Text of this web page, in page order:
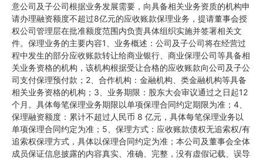
意公司及子公司根据业务发展需要，向具备相关业务资质的机构申
请办理融资额度不超过8亿元的应收账款保理业务，提请董事会授
权公司管理层在批准额度范围内负责具体组织实施并签署相关文
件。保理业务的主要内容1、业务概述：公司及子公司将在经营过
程中发生的部分应收账款转让给商业银行、商业保理公司等具备相
关业务资格的机构，该机构根据受让合格的应收账款向公司及子公
司支付保理预付款；2、合作机构：金融机构、类金融机构等具备
相关业务资格的机构；3、业务期限：股东大会审议通过之日起12
个月。具体每笔保理业务期限以单项保理合同约定期限为准；4、
保理融资额度：累计不超过人民币 8 亿元，具体每笔保理业务以
单项保理合同约定为准；5、保理方式：应收账款债权无追索权/有
追索权保理方式，具体以保理合同约定为准；本公司及董事会全体
成员保证信息披露的内容真实、准确、完整，没有虚假记载、误导